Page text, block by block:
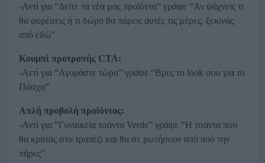
-Αντί για “Δείτε τα νέα μας προϊόντα” γράψε “Αν ψάχνεις τι
θα φορέσεις ή τι δώρο θα πάρεις αυτές τις μέρες, ξεκινάς
από εδώ”
Κουμπί προτροπής CTA:
-Αντί για “Αγοράστε τώρα” γράψε “Βρες το look σου για το
Πάσχα”
Απλή προβολή προϊόντος:
-Αντί για “Γυναικεία τσάντα Verde” γράψε “Η τσάντα που
θα κρατάς στο τραπέζι και θα σε ρωτήσουν από πού την
πήρες”